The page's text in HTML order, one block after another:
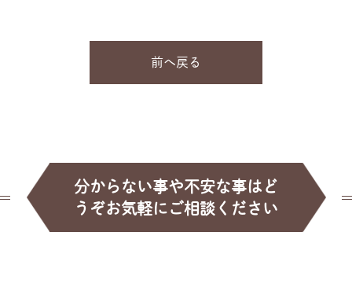
前へ戻る
分からない事や不安な事はど
うぞお気軽にご相談ください